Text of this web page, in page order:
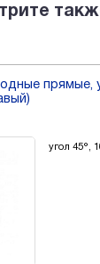
прямые,
угол 45°,